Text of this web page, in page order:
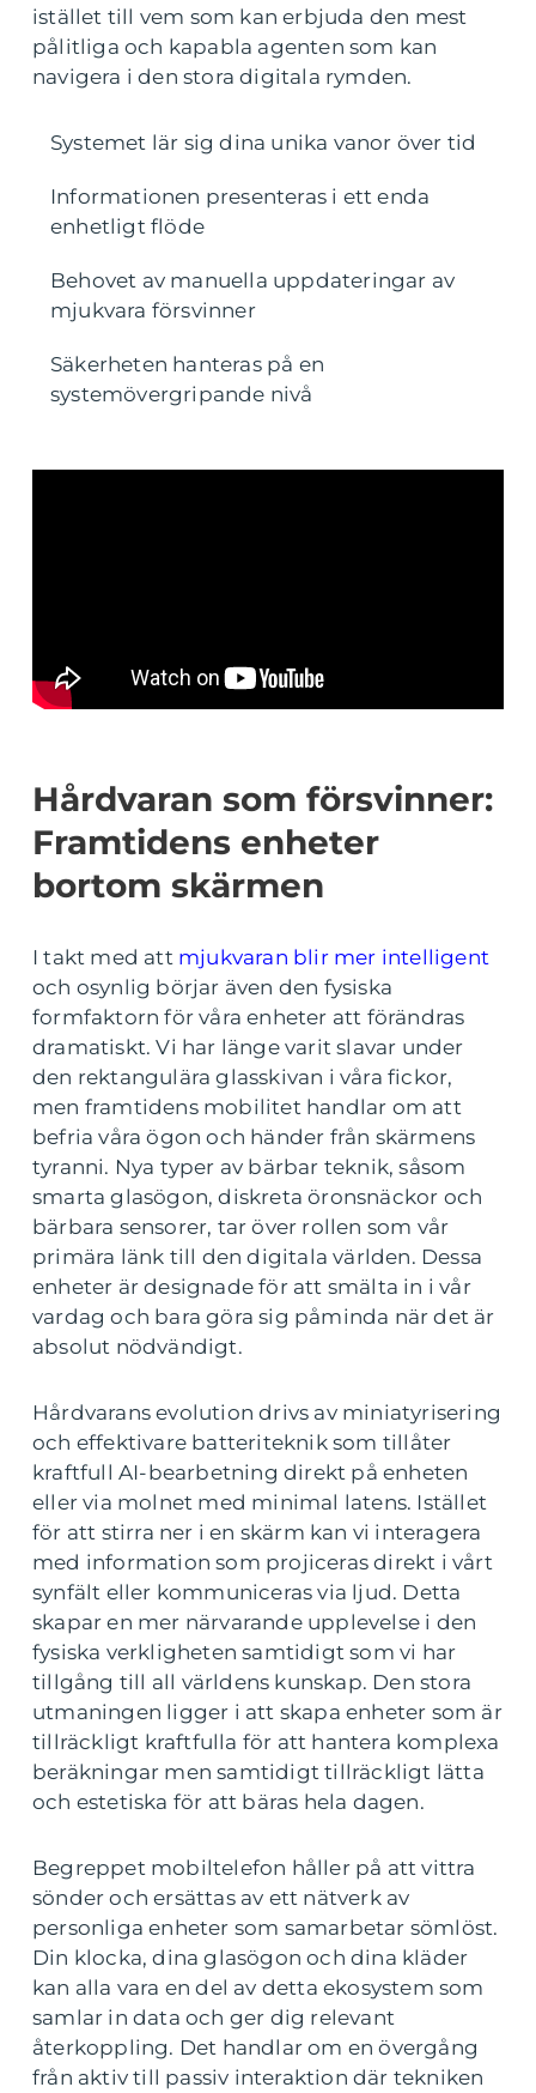
istället till vem som kan erbjuda den mest
pålitliga och kapabla agenten som kan
navigera i den stora digitala rymden.
Systemet lär sig dina unika vanor över tid
Informationen presenteras i ett enda
enhetligt flöde
Behovet av manuella uppdateringar av
mjukvara försvinner
Säkerheten hanteras på en
systemövergripande nivå
Hårdvaran som försvinner:
Framtidens enheter
bortom skärmen
I takt med att mjukvaran blir mer intelligent
och osynlig börjar även den fysiska
formfaktorn för våra enheter att förändras
dramatiskt. Vi har länge varit slavar under
den rektangulära glasskivan i våra fickor,
men framtidens mobilitet handlar om att
befria våra ögon och händer från skärmens
tyranni. Nya typer av bärbar teknik, såsom
smarta glasögon, diskreta öronsnäckor och
bärbara sensorer, tar över rollen som vår
primära länk till den digitala världen. Dessa
enheter är designade för att smälta in i vår
vardag och bara göra sig påminda när det är
absolut nödvändigt.
Hårdvarans evolution drivs av miniatyrisering
och effektivare batteriteknik som tillåter
kraftfull AI-bearbetning direkt på enheten
eller via molnet med minimal latens. Istället
för att stirra ner i en skärm kan vi interagera
med information som projiceras direkt i vårt
synfält eller kommuniceras via ljud. Detta
skapar en mer närvarande upplevelse i den
fysiska verkligheten samtidigt som vi har
tillgång till all världens kunskap. Den stora
utmaningen ligger i att skapa enheter som är
tillräckligt kraftfulla för att hantera komplexa
beräkningar men samtidigt tillräckligt lätta
och estetiska för att bäras hela dagen.
Begreppet mobiltelefon håller på att vittra
sönder och ersättas av ett nätverk av
personliga enheter som samarbetar sömlöst.
Din klocka, dina glasögon och dina kläder
kan alla vara en del av detta ekosystem som
samlar in data och ger dig relevant
återkoppling. Det handlar om en övergång
från aktiv till passiv interaktion där tekniken